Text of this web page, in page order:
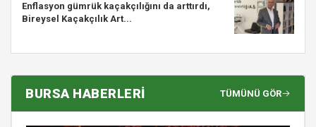
Enflasyon gümrük kaçakçılığını da arttırdı,
Bireysel Kaçakçılık Art...
BURSA HABERLERİ TÜMÜNÜ GÖR